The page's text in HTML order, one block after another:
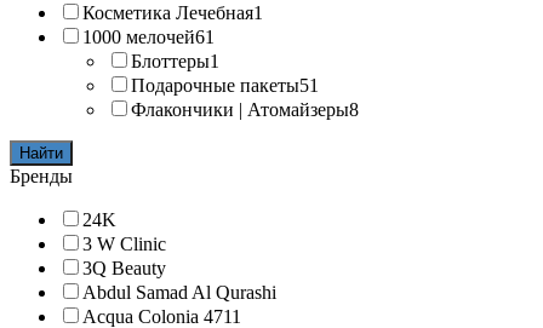
Косметика Лечебная1
1000 мелочей61
Блоттеры1
Подарочные пакеты51
Флакончики | Атомайзеры8
Найти
Бренды
24K
3 W Clinic
3Q Beauty
Abdul Samad Al Qurashi
Acqua Colonia 4711